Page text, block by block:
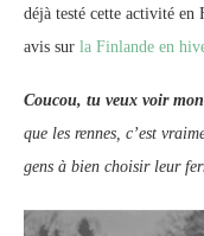
déjà testé cette activité en
avis sur la Finlande en
Coucou, tu veux voir
que les rennes, c’est
gens à bien choisir leur